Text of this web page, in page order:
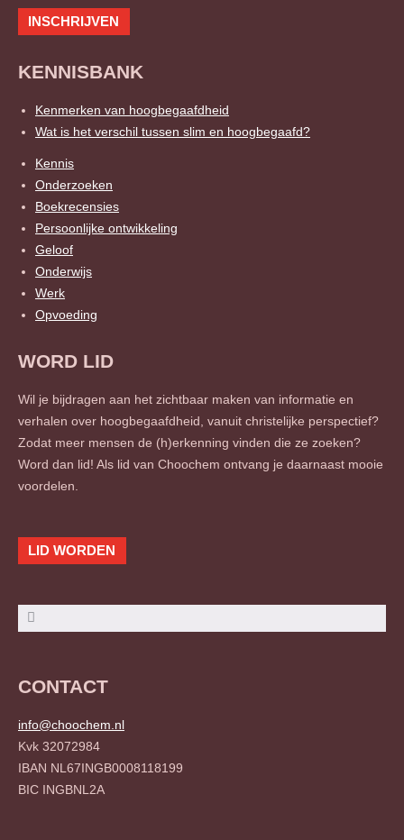
f
i
n
INSCHRIJVEN
KENNISBANK
Kenmerken van hoogbegaafdheid
Wat is het verschil tussen slim en hoogbegaafd?
Kennis
Onderzoeken
Boekrecensies
Persoonlijke ontwikkeling
Geloof
Onderwijs
Werk
Opvoeding
WORD LID
Wil je bijdragen aan het zichtbaar maken van informatie en
verhalen over hoogbegaafdheid, vanuit christelijke perspectief?
Zodat meer mensen de (h)erkenning vinden die ze zoeken?
Word dan lid! Als lid van Choochem ontvang je daarnaast mooie
voordelen.
LID WORDEN
Zoeken
Zoeken
CONTACT
info@choochem.nl
Kvk 32072984
IBAN NL67INGB0008118199
BIC INGBNL2A